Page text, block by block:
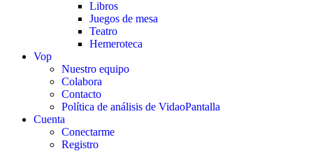
Libros
Juegos de mesa
Teatro
Hemeroteca
Vop
Nuestro equipo
Colabora
Contacto
Política de análisis de VidaoPantalla
Cuenta
Conectarme
Registro